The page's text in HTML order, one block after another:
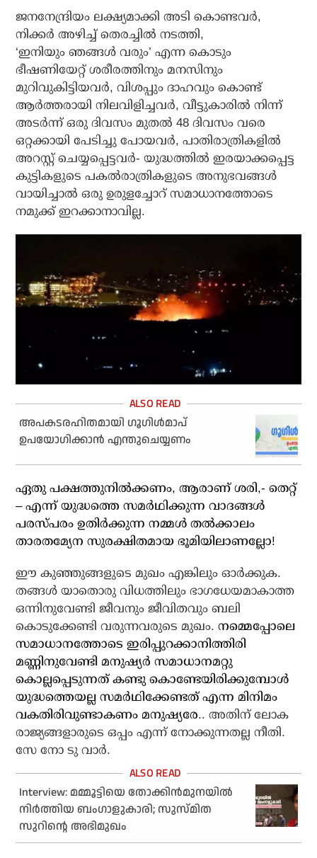
ജനനേന്ദ്രിയം ലക്ഷ്യമാക്കി അടി കൊണ്ടവര്‍,
നിക്കര്‍ അഴിച്ച് തെരച്ചില്‍ നടത്തി,
‘ഇനിയും ഞങ്ങള്‍ വരും’ എന്ന കൊടും
ഭീഷണിയേറ്റ് ശരീരത്തിനും മനസിനും
മുറിവുകിട്ടിയവര്‍, വിശപ്പും ദാഹവും കൊണ്ട്
ആര്‍ത്തരായി നിലവിളിച്ചവര്‍, വീട്ടുകാരില്‍ നിന്ന്
അടര്‍ന്ന് ഒരു ദിവസം മുതല്‍ 48 ദിവസം വരെ
ഒറ്റക്കായി പേടിച്ചു പോയവര്‍, പാതിരാത്രികളില്‍
അറസ്റ്റ് ചെയ്യപ്പെട്ടവര്‍- യുദ്ധത്തില്‍ ഇരയാക്കപ്പെട്ട
കുട്ടികളുടെ പകല്‍രാത്രികളുടെ അനുഭവങ്ങള്‍
വായിച്ചാല്‍ ഒരു ഉരുളച്ചോറ് സമാധാനത്തോടെ
നമുക്ക് ഇറക്കാനാവില്ല.
അപകടരഹിതമായി ഗൂഗിള്‍മാപ്
ഉപയോഗിക്കാന്‍ എന്തുചെയ്യണം
ഏതു പക്ഷത്തുനില്‍ക്കണം, ആരാണ് ശരി,- തെറ്റ്
– എന്ന് യുദ്ധത്തെ സമര്‍ഥിക്കുന്ന വാദങ്ങള്‍
പരസ്പരം ഉതിര്‍ക്കുന്ന നമ്മള്‍ തല്‍ക്കാലം
താരതമ്യേന സുരക്ഷിതമായ ഭൂമിയിലാണല്ലോ!
ഈ കുഞ്ഞുങ്ങളുടെ മുഖം എങ്കിലും ഓര്‍ക്കുക.
തങ്ങള്‍ യാതൊരു വിധത്തിലും ഭാഗധേയമാകാത്ത
ഒന്നിനുവേണ്ടി ജീവനും ജീവിതവും ബലി
കൊടുക്കേണ്ടി വരുന്നവരുടെ മുഖം.നമ്മെപ്പോലെ
സമാധാനത്തോടെ ഇരിപ്പുറക്കാനിത്തിരി
മണ്ണിനുവേണ്ടി മനുഷ്യര്‍ സമാധാനമറ്റു
കൊല്ലപ്പെടുന്നത് കണ്ടു കൊണ്ടേയിരിക്കുമ്പോള്‍
യുദ്ധത്തെയല്ല സമര്‍ഥിക്കേണ്ടത് എന്ന മിനിമം
വകതിരിവുണ്ടാകണം മനുഷ്യരേ.. അതിന് ലോക
രാജ്യങ്ങളാരുടെ ഒപ്പം എന്ന് നോക്കുന്നതല്ല നീതി.
സേ നോ ടു വാര്‍.
Interview: മമ്മൂട്ടിയെ തോക്കിന്‍മുനയില്‍
നിര്‍ത്തിയ ബംഗാളുകാരി; സുസ്മിത
സുറിന്റെ അഭിമുഖം